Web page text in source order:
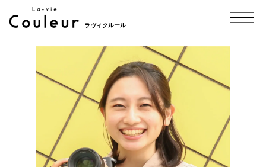
ラヴィクルール